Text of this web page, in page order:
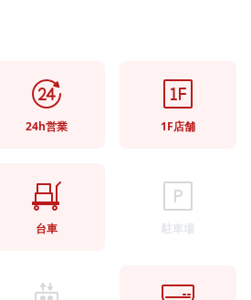
24h営業 1F店舗
台車 駐車場